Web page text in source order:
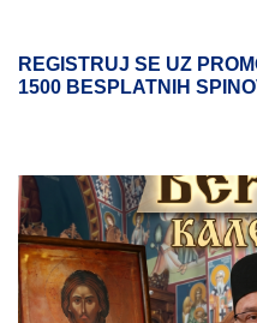
REGISTRUJ SE UZ
1500 BESPLATNIH